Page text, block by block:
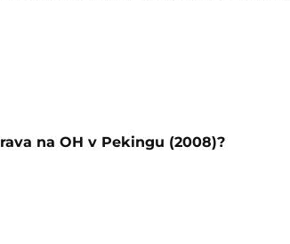
na OH v Pekingu (2008)?